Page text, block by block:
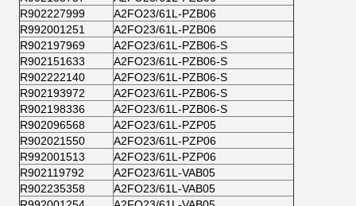
R902227999
A2FO23/61L-PZB06
R992001251
A2FO23/61L-PZB06
R902197969
A2FO23/61L-PZB06-S
R902151633
A2FO23/61L-PZB06-S
R902222140
A2FO23/61L-PZB06-S
R902193972
A2FO23/61L-PZB06-S
R902198336
A2FO23/61L-PZB06-S
R902096568
A2FO23/61L-PZP05
R902021550
A2FO23/61L-PZP06
R992001513
A2FO23/61L-PZP06
R902119792
A2FO23/61L-VAB05
R902235358
A2FO23/61L-VAB05